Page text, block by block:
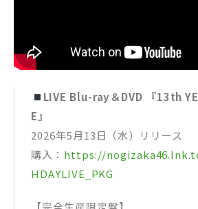
LIVE Blu-ray＆DVD 『13th
E』
2026年5月13日（水）リリース
購入： https://
HDAYLIVE_PKG